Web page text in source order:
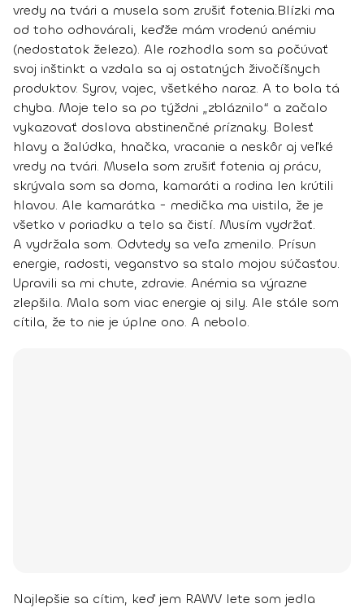
vredy na tvári a musela som zrušiť fotenia.Blízki ma
od toho odhovárali, keďže mám vrodenú anémiu
(nedostatok železa). Ale rozhodla som sa počúvať
svoj inštinkt a vzdala sa aj ostatných živočíšnych
produktov. Syrov, vajec, všetkého naraz. A to bola tá
chyba. Moje telo sa po týždni „zbláznilo“ a začalo
vykazovať doslova abstinenčné príznaky. Bolesť
hlavy a žalúdka, hnačka, vracanie a neskôr aj veľké
vredy na tvári. Musela som zrušiť fotenia aj prácu,
skrývala som sa doma, kamaráti a rodina len krútili
hlavou. Ale kamarátka - medička ma uistila, že je
všetko v poriadku a telo sa čistí. Musím vydržať.
A vydržala som. Odvtedy sa veľa zmenilo. Prísun
energie, radosti, veganstvo sa stalo mojou súčasťou.
Upravili sa mi chute, zdravie. Anémia sa výrazne
zlepšila. Mala som viac energie aj sily. Ale stále som
cítila, že to nie je úplne ono. A nebolo.
Najlepšie sa cítim, keď jem RAWV lete som jedla